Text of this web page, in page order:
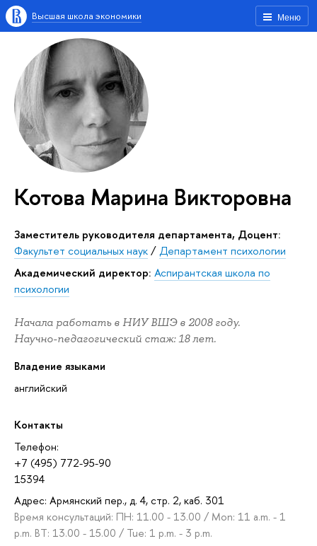
Меню
Высшая школа экономики
Котова Марина Викторовна
Заместитель руководителя департамента, Доцент:
Факультет социальных наук/Департамент психологии
академический директор: Аспирантская школа по
психологии
Начала работать в НИУ ВШЭ в 2008 году.
Научно-педагогический стаж: 18 лет.
Владение языками
английский
Контакты
Телефон:
+7 (495) 772-95-90
15394
Адрес: Армянский пер., д. 4, стр. 2, каб. 301
Время консультаций: ПН: 11.00 - 13.00 / Mon: 11 a.m. - 1
p.m. ВТ: 13.00 - 15.00 / Tue: 1 p.m. - 3 p.m.